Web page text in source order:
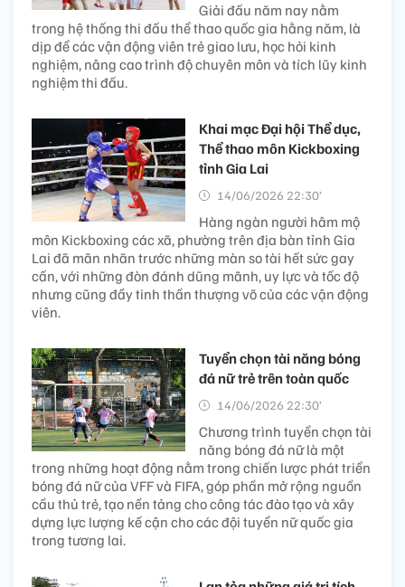
Giải đấu năm nay nằm
trong hệ thống thi đấu thể thao quốc gia hằng năm, là
dịp để các vận động viên trẻ giao lưu, học hỏi kinh
nghiệm, nâng cao trình độ chuyên môn và tích lũy kinh
nghiệm thi đấu.
Khai mạc Đại hội Thể dục,
Thể thao môn Kickboxing
tỉnh Gia Lai
14/06/2026 22:30’
Hàng ngàn người hâm mộ
môn Kickboxing các xã, phường trên địa bàn tỉnh Gia
Lai đã mãn nhãn trước những màn so tài hết sức gay
cấn, với những đòn đánh dũng mãnh, uy lực và tốc độ
nhưng cũng đầy tinh thần thượng võ của các vận động
viên.
Tuyển chọn tài năng bóng
đá nữ trẻ trên toàn quốc
14/06/2026 22:30’
Chương trình tuyển chọn tài
năng bóng đá nữ là một
trong những hoạt động nằm trong chiến lược phát triển
bóng đá nữ của VFF và FIFA, góp phần mở rộng nguồn
cầu thủ trẻ, tạo nền tảng cho công tác đào tạo và xây
dựng lực lượng kế cận cho các đội tuyển nữ quốc gia
trong tương lai.